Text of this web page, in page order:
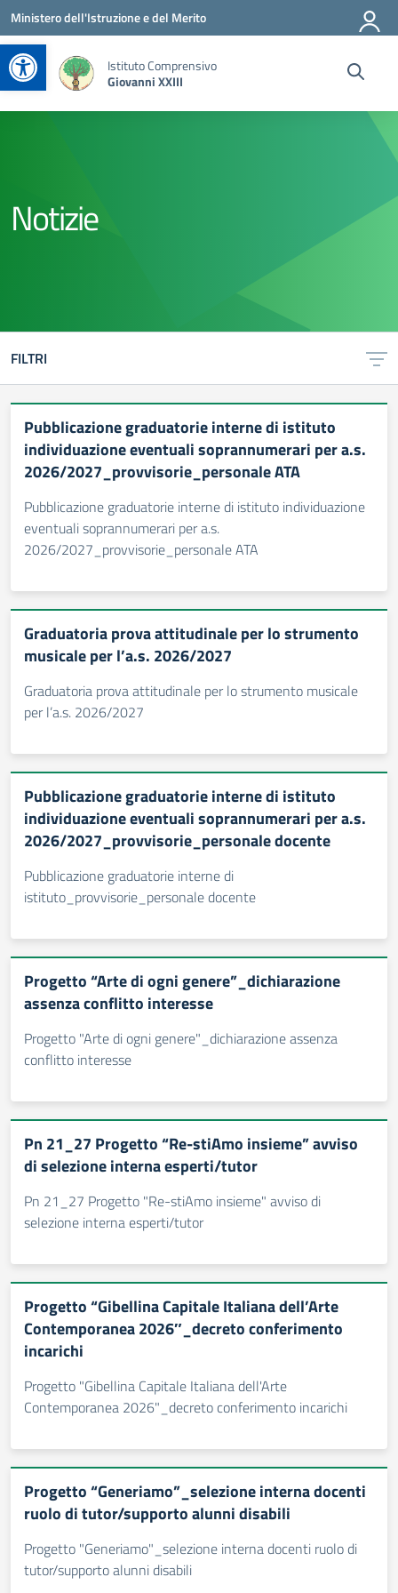
Apri la barra degli strumenti
Vai ai contenuti
Vai al menu di navigazione
Vai al footer
Ministero dell'Istruzione e del Merito
Istituto Comprensivo
Giovanni XXIII
Notizie
FILTRI
Pubblicazione graduatorie interne di istituto
individuazione eventuali soprannumerari per a.s.
2026/2027_provvisorie_personale ATA
Pubblicazione graduatorie interne di istituto individuazione
eventuali soprannumerari per a.s.
2026/2027_provvisorie_personale ATA
Graduatoria prova attitudinale per lo strumento
musicale per l’a.s. 2026/2027
Graduatoria prova attitudinale per lo strumento musicale
per l’a.s. 2026/2027
Pubblicazione graduatorie interne di istituto
individuazione eventuali soprannumerari per a.s.
2026/2027_provvisorie_personale docente
Pubblicazione graduatorie interne di
istituto_provvisorie_personale docente
Progetto “Arte di ogni genere”_dichiarazione
assenza conflitto interesse
Progetto "Arte di ogni genere"_dichiarazione assenza
conflitto interesse
Pn 21_27 Progetto “Re-stiAmo insieme” avviso
di selezione interna esperti/tutor
Pn 21_27 Progetto "Re-stiAmo insieme" avviso di
selezione interna esperti/tutor
Progetto “Gibellina Capitale Italiana dell’Arte
Contemporanea 2026″_decreto conferimento
incarichi
Progetto "Gibellina Capitale Italiana dell'Arte
Contemporanea 2026"_decreto conferimento incarichi
Progetto “Generiamo”_selezione interna docenti
ruolo di tutor/supporto alunni disabili
Progetto "Generiamo"_selezione interna docenti ruolo di
tutor/supporto alunni disabili